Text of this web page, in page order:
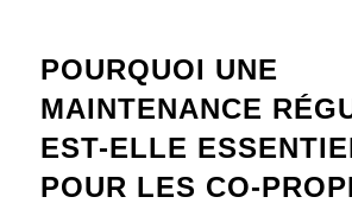
POURQUOI UNE
MAINTENANCE
EST-ELLE
POUR LES CO-